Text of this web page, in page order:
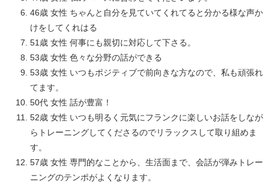
46歳 女性 ちゃんと自分を見ていてくれてると分かる様な声か
けをしてくれはる
51歳 女性 何事にも親切に対応して下さる。
53歳 女性 色々な分野の話ができる
53歳 女性 いつもポジティブで前向きな方なので、私も頑張れ
てます。
50代 女性 話が豊富！
52歳 女性 いつも明るく元気にフランクに楽しいお話をしなが
らトレーニングしてくださるのでリラックスして取り組めま
す。
57歳 女性 専門的なことから、生活面まで、会話が弾みトレー
ニングのテンポがよくなります。